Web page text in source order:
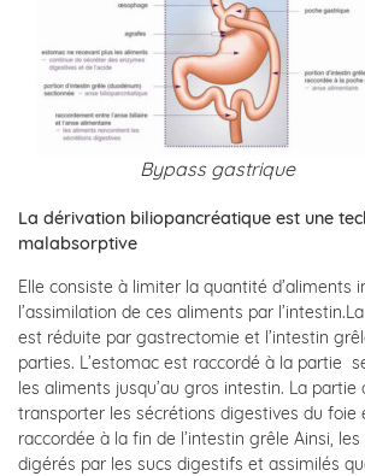
Bypass gastrique
La dérivation biliopancréatique est une
malabsorptive
Elle consiste à limiter la quantité d’aliments
l’assimilation de ces aliments par
est réduite par gastrectomie et l’intestin
parties. L’estomac est raccordé à la partie
les aliments jusqu’au gros intestin. La partie
transporter les sécrétions digestives du foie
raccordée à la fin de l’intestin grêle Ainsi,
digérés par les sucs digestifs et assimilés